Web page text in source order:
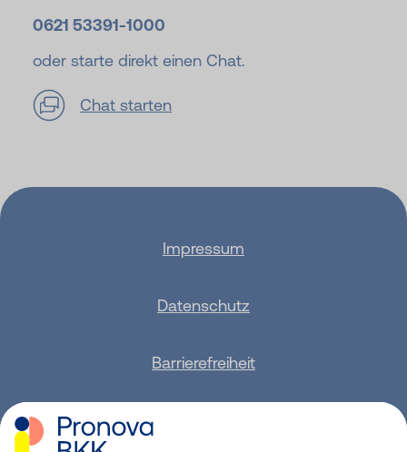
0621 53391-1000
oder starte direkt einen Chat.
Chat starten
Impressum
Datenschutz
Barrierefreiheit